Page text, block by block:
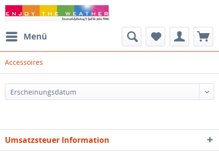
Menü
Accessoires
Umsatzsteuer Information